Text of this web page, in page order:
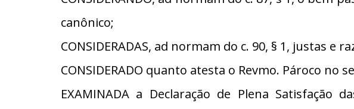
canônico;
CONSIDERADAS, ad normam do c. 90, § 1, justas e
CONSIDERADO quanto atesta o Revmo. Pároco no
EXAMINADA a Declaração de Plena Satisfação